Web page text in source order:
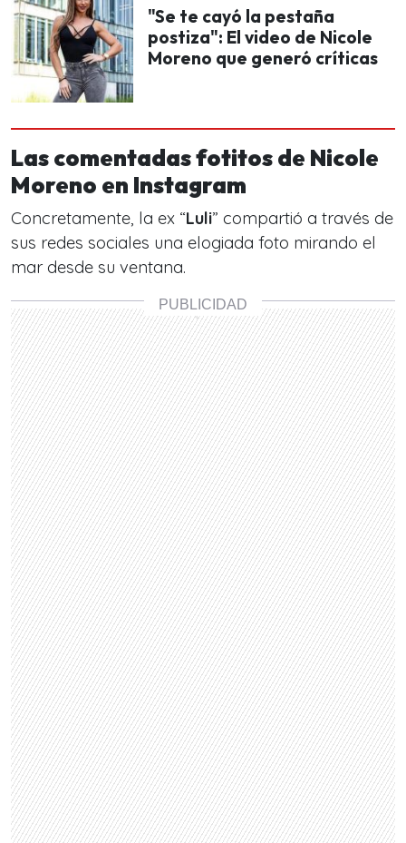
"Se te cayó la pestaña
postiza": El video de Nicole
Moreno que generó críticas
Las comentadas fotitos de Nicole
Moreno en Instagram
Concretamente, la ex “Luli” compartió a través de
sus redes sociales una elogiada foto mirando el
mar desde su ventana.